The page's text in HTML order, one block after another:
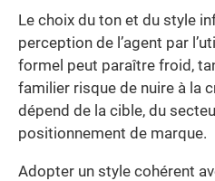
Le choix du ton et du style
perception de l’agent par
formel peut paraître froid,
familier risque de nuire à la
dépend de la cible, du
positionnement de marque.
Adopter un style cohérent